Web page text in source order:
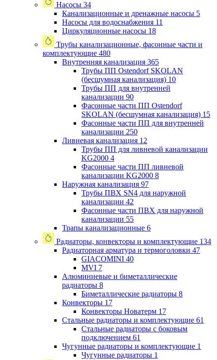
Насосы 34
Канализационные и дренажные насосы 5
Насосы для водоснабжения 11
Циркуляционные насосы 18
Трубы канализационные, фасонные части и
комплектующие 480
Внутренняя канализация 365
Трубы ПП Ostendorf SKOLAN
(бесшумная канализация) 10
Трубы ПП для внутренней
канализации 90
Фасонные части ПП Ostendorf
SKOLAN (бесшумная канализация) 15
Фасонные части ПП для внутренней
канализации 250
Ливневая канализация 12
Трубы ПП для ливневой канализации
KG2000 4
Фасонные части ПП ливневой
канализации KG2000 8
Наружная канализация 97
Трубы ПВХ SN4 для наружной
канализации 42
Фасонные части ПВХ для наружной
канализации 55
Трапы канализационные 6
Радиаторы, конвекторы и комплектующие 134
Радиаторная арматура и термоголовки 47
GIACOMINI 40
MVI 7
Алюминиевые и биметаллические
радиаторы 8
Биметаллические радиаторы 8
Конвекторы 17
Конвекторы Новатерм 17
Стальные радиаторы и комплектующие 61
Стальные радиаторы с боковым
подключением 61
Чугунные радиаторы и комплектующие 1
Чугунные радиаторы 1